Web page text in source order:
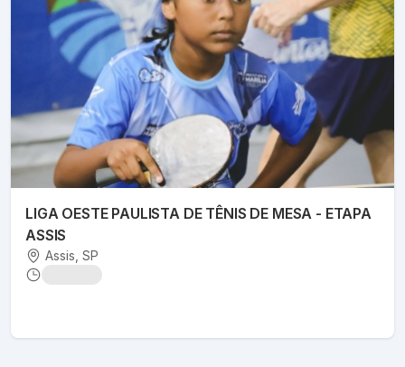
LIGA OESTE PAULISTA DE TÊNIS DE MESA - ETAPA
ASSIS
Assis , SP